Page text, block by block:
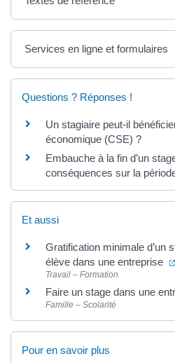
Services en ligne et formulaires
Questions ? Réponses !
Un stagiaire peut-il
économique (CSE) ?
Embauche à la fin d’un
conséquences sur la
Et aussi
Gratification minimale d’un
élève dans une entreprise
Travail – Formation
Faire un stage dans une
Famille – Scolarité
Pour en savoir plus